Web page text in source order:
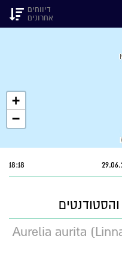
דיווחים
אחרונים
+
−
18:18
(Aurelia aurita